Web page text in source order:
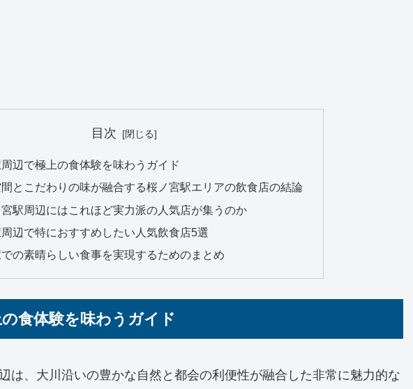
目次
辺で極上の食体験を味わうガイド
間とこだわりの味が融合する桜ノ宮駅エリアの飲食店の結論
駅周辺にはこれほど実力派の人気店が集うのか
辺で特におすすめしたい人気飲食店5選
の素晴らしい食事を実現するためのまとめ
食体験を味わうガイド
は、大川沿いの豊かな自然と都会の利便性が融合した非常に魅力的な